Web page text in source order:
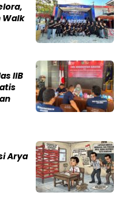
Walk
IIB
Arya